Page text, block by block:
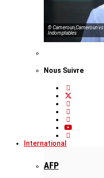
© Cameroun,Cameroun vs
Indomptables
Nous Suivre
International
AFP